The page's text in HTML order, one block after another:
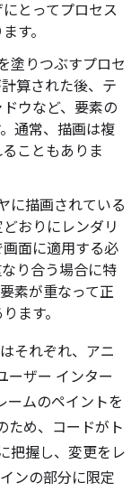
とってプロセス
す。
塗りつぶすプロセ
算された後、テ
ウなど、要素の
通常、描画は複
こともありま
に描画されている
おりにレンダリ
面に適用する必
り合う場合に特
素が重なって正
ます。
それぞれ、アニ
ーザー インター
ームのペイントを
ため、コードがト
把握し、変更をレ
ンの部分に限定